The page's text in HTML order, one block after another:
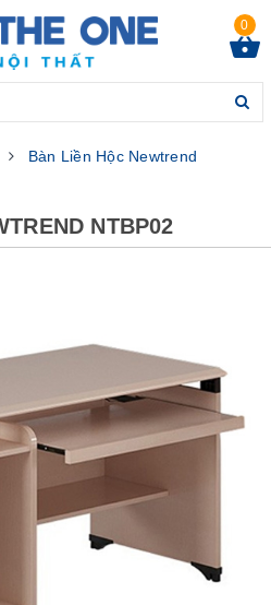
0
Bàn Liền Hộc Newtrend
NTBP02